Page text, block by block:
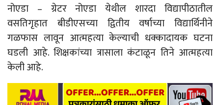
नोएडा – ग्रेटर नोएडा येथील शारदा विद्यापीठातील
वसतिगृहात बीडीएसच्या द्वितीय वर्षाच्या विद्यार्थिनीने
गळफास लावून आत्महत्या केल्याची धक्कादायक घटना
घडली आहे. शिक्षकांच्या त्रासाला कंटाळून तिने आत्महत्या
केली आहे.